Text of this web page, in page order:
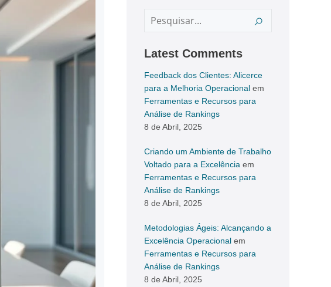
Latest Comments
Feedback dos Clientes: Alicerce
para a Melhoria Operacional em
Ferramentas e Recursos para
Análise de Rankings
8 de Abril, 2025
Criando um Ambiente de Trabalho
Voltado para a Excelência em
Ferramentas e Recursos para
Análise de Rankings
8 de Abril, 2025
Metodologias Ágeis: Alcançando a
Excelência Operacional em
Ferramentas e Recursos para
Análise de Rankings
8 de Abril, 2025